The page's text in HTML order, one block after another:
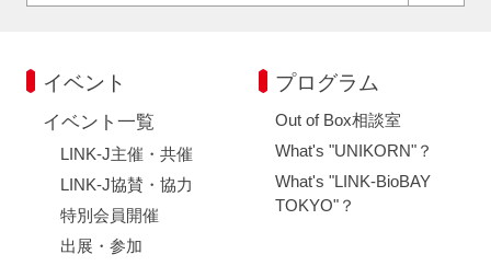
イベント
イベント一覧
LINK-J主催・共催
LINK-J協賛・協力
特別会員開催
出展・参加
プログラム
Out of Box相談室
What's "UNIKORN"？
What's "LINK-BioBAY
TOKYO"？